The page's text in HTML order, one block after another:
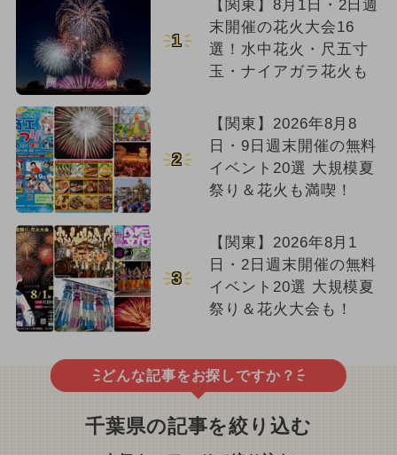
1
【関東】8月1日・2日週
末開催の花火大会16
選！水中花火・尺五寸
玉・ナイアガラ花火も
2
【関東】2026年8月8
日・9日週末開催の無料
イベント20選 大規模夏
祭り＆花火も満喫！
3
【関東】2026年8月1
日・2日週末開催の無料
イベント20選 大規模夏
祭り＆花火大会も！
どんな記事をお探しですか？
千葉県の記事を絞り込む